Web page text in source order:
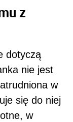
z
dotyczą
nie jest
w
się do niej
w